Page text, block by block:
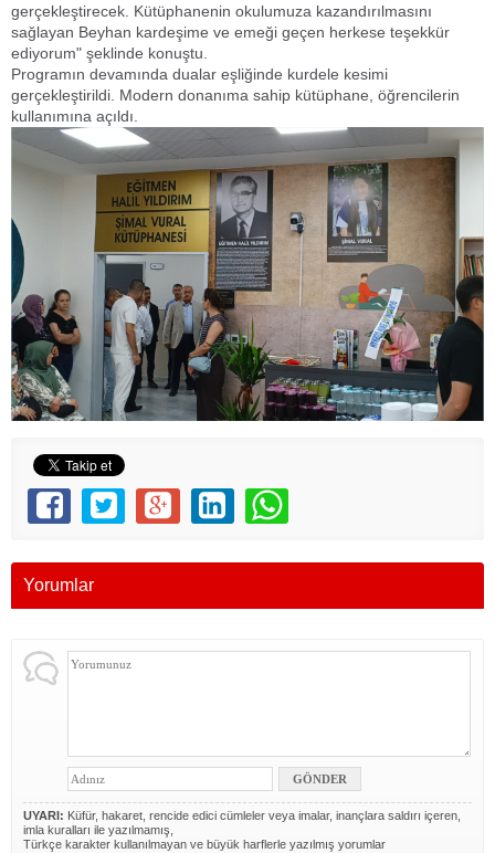
gerçekleştirecek. Kütüphanenin okulumuza kazandırılmasını
sağlayan Beyhan kardeşime ve emeği geçen herkese teşekkür
ediyorum" şeklinde konuştu.
Programın devamında dualar eşliğinde kurdele kesimi
gerçekleştirildi. Modern donanıma sahip kütüphane, öğrencilerin
kullanımına açıldı.
Yorumlar
UYARI: Küfür, hakaret, rencide edici cümleler veya imalar, inançlara saldırı içeren,
imla kuralları ile yazılmamış,
Türkçe karakter kullanılmayan ve büyük harflerle yazılmış yorumlar